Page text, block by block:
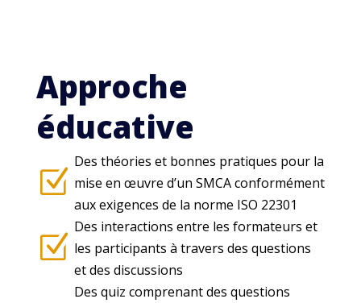
Approche
éducative
Z
Des théories et bonnes pratiques pour la
mise en œuvre d’un SMCA conformément
aux exigences de la norme ISO 22301
Z
Des interactions entre les formateurs et
les participants à travers des questions
et des discussions
Des quiz comprenant des questions